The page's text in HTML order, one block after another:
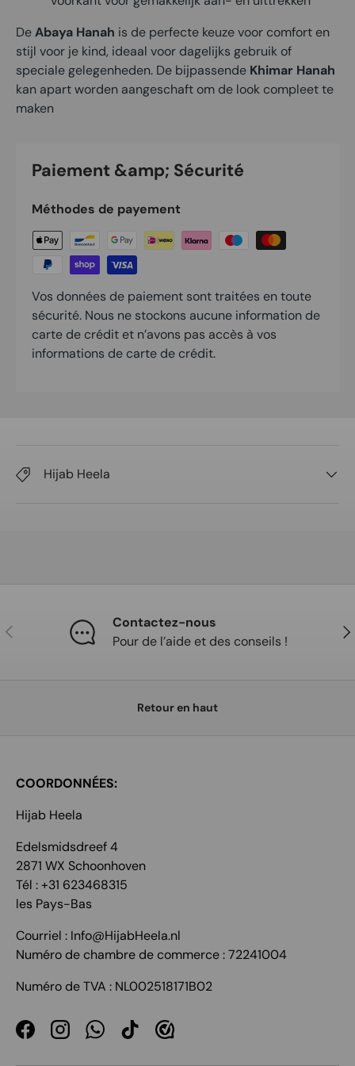
DeAbaya Hanah is de perfecte keuze voor comfort en
stijl voor je kind, ideaal voor dagelijks gebruik of
speciale gelegenheden. De bijpassende Khimar Hanah
kan apart worden aangeschaft om de look compleet te
maken
Paiement &amp; Sécurité
Méthodes de payement
Vos données de paiement sont traitées en toute
sécurité. Nous ne stockons aucune information de
carte de crédit et n’avons pas accès à vos
informations de carte de crédit.
Hijab Heela
Précédent
Contactez-nous
Pour de l’aide et des conseils !
Retour en haut
COORDONNÉES:
Hijab Heela
Edelsmidsdreef 4
2871 WX Schoonhoven
Tél : +31 623468315
les Pays-Bas
Courriel : Info@HijabHeela.nl
Numéro de chambre de commerce : 72241004
Numéro de TVA : NL002518171B02
FacebookInstagramWhatsApp
TikTok